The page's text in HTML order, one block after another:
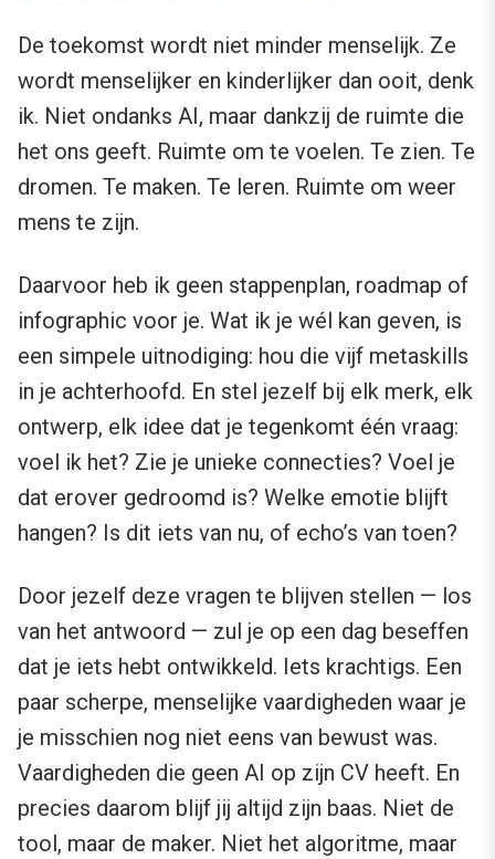
De toekomst wordt niet minder menselijk. Ze
wordt menselijker en kinderlijker dan ooit, denk
ik. Niet ondanks AI, maar dankzij de ruimte die
het ons geeft. Ruimte om te voelen. Te zien. Te
dromen. Te maken. Te leren. Ruimte om weer
mens te zijn.
Daarvoor heb ik geen stappenplan, roadmap of
infographic voor je. Wat ik je wél kan geven, is
een simpele uitnodiging: hou die vijf metaskills
in je achterhoofd. En stel jezelf bij elk merk, elk
ontwerp, elk idee dat je tegenkomt één vraag:
voel ik het? Zie je unieke connecties? Voel je
dat erover gedroomd is? Welke emotie blijft
hangen? Is dit iets van nu, of echo’s van toen?
Door jezelf deze vragen te blijven stellen — los
van het antwoord — zul je op een dag beseffen
dat je iets hebt ontwikkeld. Iets krachtigs. Een
paar scherpe, menselijke vaardigheden waar je
je misschien nog niet eens van bewust was.
Vaardigheden die geen AI op zijn CV heeft. En
precies daarom blijf jij altijd zijn baas. Niet de
tool, maar de maker. Niet het algoritme, maar